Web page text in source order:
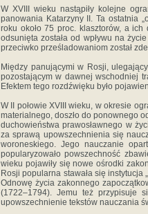
W XVIII wieku nastąpiły kolejne
panowania Katarzyny II. Ta ostatnia
roku około 75 proc. klasztorów, a ich
odsunięta została od wpływu na
przeciwko prześladowaniom został
Między panującymi w Rosji,
pozostającym w dawnej wschodniej
Efektem tego rozdźwięku było
W II połowie XVIII wieku, w okresie
materialnego, doszło do ponownego
duchowieństwa prawosławnego w
za sprawą upowszechnienia się
woroneskiego. Jego nauczanie
popularyzowało powszechność
wieku pojawiły się nowe ośrodki
Rosji popularna stawała się instytucja
Odnowę życia zakonnego
(1722–1794). Jemu też przypisuje
upowszechnienie tekstów nauczania